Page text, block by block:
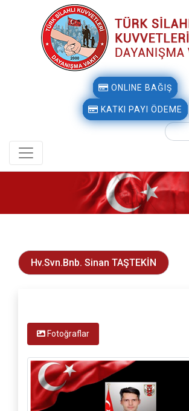
ONLINE BAĞIŞ
KATKI PAYI ÖDEME
Hv.Svn.Bnb. Sinan TAŞTEKİN
Fotoğraflar